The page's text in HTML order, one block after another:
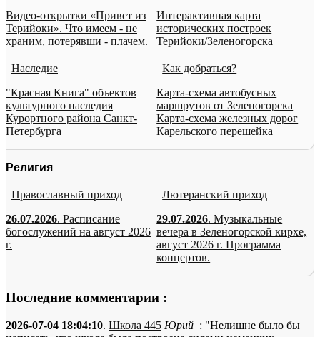
Видео-открытки «Привет из
Терийоки». Что имеем - не
храним, потерявши - плачем.
Интерактивная карта
исторических построек
Терийоки/Зеленогорска
Наследие
"Красная Книга" объектов
культурного наследия
Курортного района Санкт-
Петербурга
Как добраться?
Карта-схема автобусных
маршрутов от Зеленогорска
Карта-схема железных дорог
Карельского перешейка
Религия
Православный приход
26.07.2026. Расписание
богослужений на август 2026
г.
Лютеранский приход
29.07.2026. Музыкальные
вечера в Зеленогорской кирхе,
август 2026 г. Программа
концертов.
Последние комментарии :
2026-07-04 18:04:10. Школа 445 Юрий : "Нелишне было бы